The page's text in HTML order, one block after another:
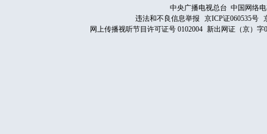
中央广播电视总台 中国网络
违法和不良信息举报
京ICP证060535号
网上传播视听节目许可证号 0102004 新出网证（京）